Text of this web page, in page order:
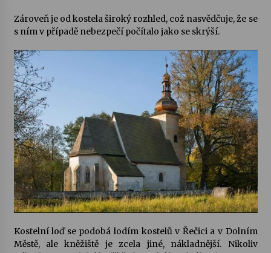
Zároveň je od kostela široký rozhled, což nasvědčuje, že se
s ním v případě nebezpečí počítalo jako se skrýší.
Kostelní loď se podobá lodím kostelů v Řečici a v Dolním
Městě, ale kněžiště je zcela jiné, nákladnější. Nikoliv